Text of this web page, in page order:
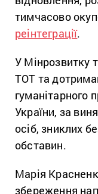
тимчасово
реінтеграції.
У Мінрозвитку
ТОТ та
гуманітарного
України, за
осіб, зниклих
обставин.
Марія
збереження